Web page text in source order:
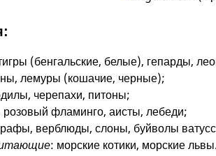
(бенгальские, белые), гепарды,
лемуры (кошачие, черные);
черепахи, питоны;
розовый фламинго, аисты, лебеди;
верблюды, слоны, буйволы
: морские котики, морские львы.